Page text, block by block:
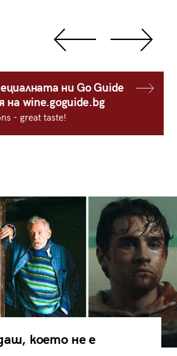
ни Go Guide
на wine.goguide.bg
- great taste!
което не е